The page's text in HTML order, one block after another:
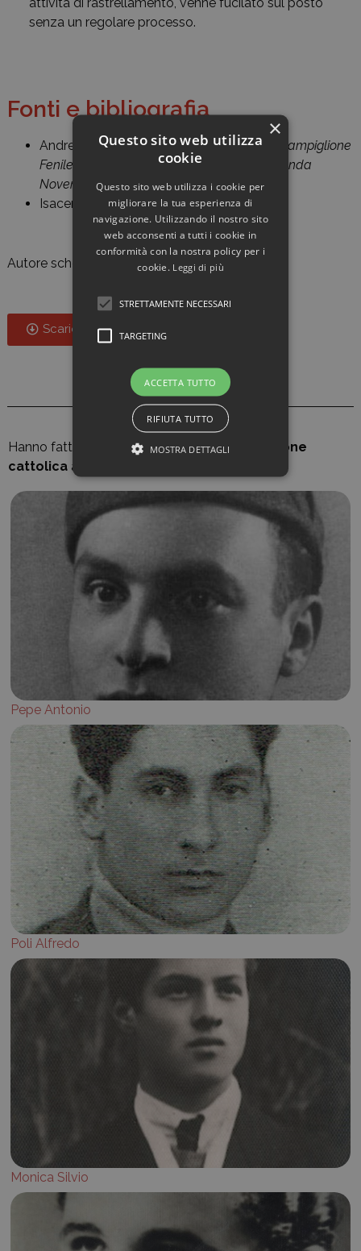
attività di rastrellamento, venne fucilato sul posto
senza un regolare processo.
Fonti e bibliografia
Andrea Geymet,Un’ordinaria fucilazione. Campiglione
Fenile, 30 dicembre 1944. I partigiani e la Banda
Novena
, Lareditore, Torino 2015.
Isacem,
Giac, b. 774, fasc. Gedda-Gizzi.
Autore scheda: Andrea Pepe
Scarica scheda
Hanno fatto parte diGioventù italiana di Azione
cattolica anche:
Pepe Antonio
Poli Alfredo
Monica Silvio
×
Questo sito web utilizza
cookie
Questo sito web utilizza i cookie per
migliorare la tua esperienza di
navigazione. Utilizzando il nostro sito
web acconsenti a tutti i cookie in
conformità con la nostra policy per i
cookie. Leggi di più
STRETTAMENTE NECESSARI
TARGETING
ACCETTA TUTTO
RIFIUTA TUTTO
MOSTRA DETTAGLI